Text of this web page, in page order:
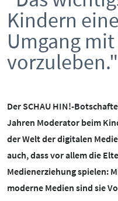
Kindern
Umgang
vorzuleben."
Der SCHAU HIN!-
Jahren Moderator beim
der Welt der digitalen
auch, dass vor allem die
Medienerziehung spielen:
moderne Medien sind sie
INITIATIVE
PARTNER
BEIRAT
BOTSCHAFTERINNEN
IMPRESSUM
MEDIENKURSE
ONLINE-GAME
MEDIATHEK
MEDIENCOACHES
MATERIALIEN
Games
Soziale Netzwerke
Filme & Serien
Surfen
WEITERE THEMEN: